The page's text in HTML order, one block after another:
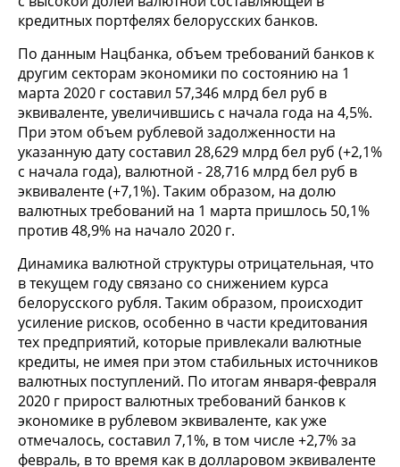
кредитных портфелях белорусских банков.
По данным Нацбанка, объем требований банков к
другим секторам экономики по состоянию на 1
марта 2020 г составил 57,346 млрд бел руб в
эквиваленте, увеличившись с начала года на 4,5%.
При этом объем рублевой задолженности на
указанную дату составил 28,629 млрд бел руб (+2,1%
с начала года), валютной - 28,716 млрд бел руб в
эквиваленте (+7,1%). Таким образом, на долю
валютных требований на 1 марта пришлось 50,1%
против 48,9% на начало 2020 г.
Динамика валютной структуры отрицательная, что
в текущем году связано со снижением курса
белорусского рубля. Таким образом, происходит
усиление рисков, особенно в части кредитования
тех предприятий, которые привлекали валютные
кредиты, не имея при этом стабильных источников
валютных поступлений. По итогам января-февраля
2020 г прирост валютных требований банков к
экономике в рублевом эквиваленте, как уже
отмечалось, составил 7,1%, в том числе +2,7% за
февраль, в то время как в долларовом эквиваленте